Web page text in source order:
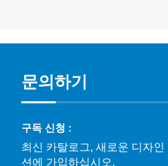
문의하기
구독 신청 :
최신 카탈로그, 새로운 디자인
션에 가입하십시오.